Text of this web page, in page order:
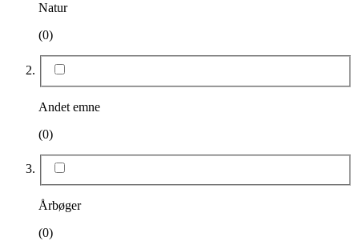
Natur
(0)
Andet emne
(0)
Årbøger
(0)